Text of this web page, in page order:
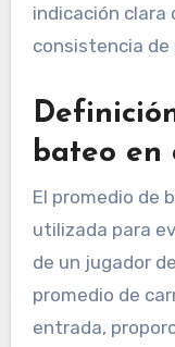
indicación clara
consistencia de
bateo en
El promedio de
utilizada para
de un jugador
promedio de
entrada,